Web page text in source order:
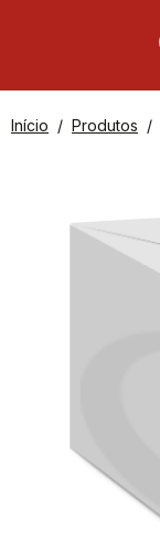
Início Produtos